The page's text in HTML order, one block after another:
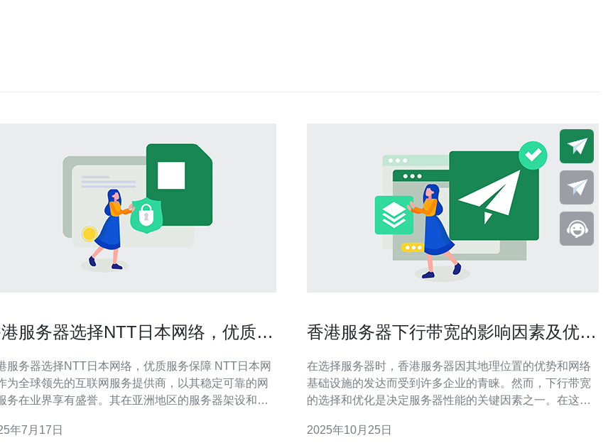
服务器选择NTT日本网络，优质服
服务器选择NTT日本网络，优质服务保障 NTT日本网
为全球领先的互联网服务提供商，以其稳定可靠的网
务在业界享有盛誉。其在亚洲地区的服务器架设和运
重要商业中心，对于服务器的要求也越来越高。选择
年7月17日
香港服务器下行带宽的影响因素及优化
在选择服务器时，香港服务器因其地理位置的优势和网络
基础设施的发达而受到许多企业的青睐。然而，下行带宽
的选择和优化是决定服务器性能的关键因素之一。在这篇
素，并提供一些优化策略，以确保用户获得最佳、最便宜
2025年10月25日